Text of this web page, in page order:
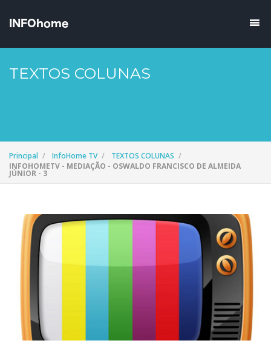
TEXTOS COLUNAS
Principal InfoHome TV
TEXTOS COLUNAS
INFOHOMETV - MEDIAÇÃO - OSWALDO FRANCISCO DE ALMEIDA
JÚNIOR - 3